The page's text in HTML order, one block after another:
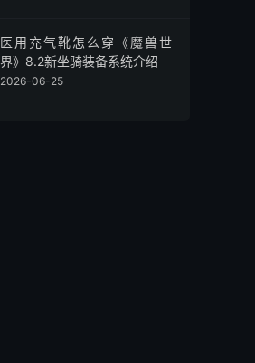
医用充气靴怎么穿《魔兽世
界》8.2新坐骑装备系统介绍
2026-06-25